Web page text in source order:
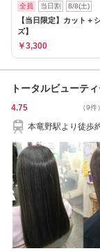
全員 当日割 8/8(土)
【当日限定】カット
ズ】
￥3,300
トータルビューテ
4.75 （9件）
本竜野駅より徒歩